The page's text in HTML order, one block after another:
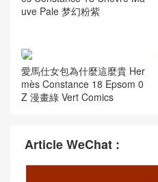
uve Pale 梦幻粉紫
愛馬仕女包為什麼這麼貴 Her
mès Constance 18 Epsom 0
Z 漫畫綠 Vert Comics
Article WeChat :